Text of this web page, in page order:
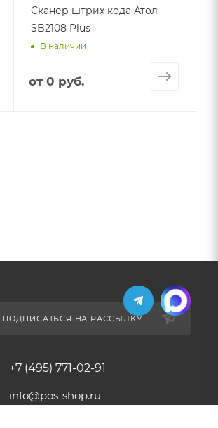
Сканер штрих кода Атол
SB2108 Plus
В наличии
от0 руб.
ПОДПИСАТЬСЯ НА РАССЫЛКУ
+7 (495) 771-02-91
info@pos-shop.ru